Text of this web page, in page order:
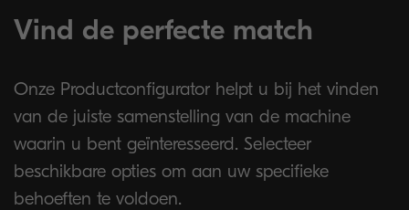
Vind de perfecte match
Onze Productconfigurator helpt u bij het vinden
van de juiste samenstelling van de machine
waarin u bent geïnteresseerd. Selecteer
beschikbare opties om aan uw specifieke
behoeften te voldoen.